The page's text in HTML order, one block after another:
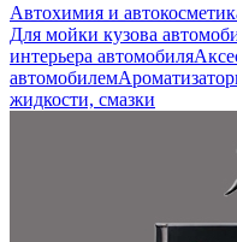
Автохимия и
Для мойки кузова
интерьера автомобиля
автомобилем
жидкости, смазки